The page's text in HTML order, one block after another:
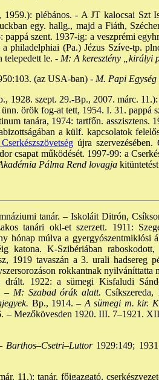
plébános. - A JT kalocsai Szt
egy. hallg., majd a Fiáth,
szent. 1937-ig: a veszprémi
philadelphiai (Pa.) Jézus Szíve-tp.
telepedett le. - M: A keresztény „királyi
(az USA-ban) - M. Papi Egység
1928. szept. 29.-Bp., 2007. márc.
örök fog-at tett, 1954. I. 31. pappá
tanára, 1974: tartfőn. asszisztens.
a külf. kapcsolatok
újra szervezésében.
csapat működését. 1997-99: a
Pálma Rend lovagja
tanár. – Iskoláit Ditrón,
tanári okl-et szerzett. 1911:
hónap múlva a
katona. K-Szibériában
1919 tavaszán a 3. urali hadsereg
rokkantnak nyilváníttatta
1922: a sümegi Kisfaludi
– M: Szabad órák alatt. Csíkszereda,
Bp., 1914. – A sümegi m. kir.
– Mezőkövesden 1920. III. 7–1921.
Barthos–Csetri–Luttor1929:149;
11.): tanár, főigazgató,